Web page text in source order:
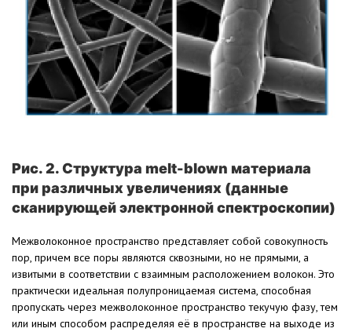
Рис. 2. Структура melt-blown материала
при различных увеличениях (данные
сканирующей электронной спектроскопии)
Межволоконное пространство представляет собой совокупность
пор, причем все поры являются сквозными, но не прямыми, а
извитыми в соответствии с взаимным расположением волокон. Это
практически идеальная полупроницаемая система, способная
пропускать через межволоконное пространство текучую фазу, тем
или иным способом распределяя её в пространстве на выходе из